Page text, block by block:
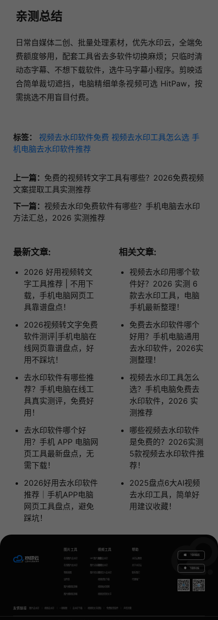
亲测总结
日常自媒体二创、批量处理素材，优先水印云，全端免
费额度够用，配套工具省去多软件切换麻烦；只临时清
动态字幕、不想下载软件，选牛马字幕小程序。剪映适
合简单裁切遮挡，电脑精细单条视频可选 HitPaw，按
需挑选不用盲目付费。
标签： 视频去水印软件免费 视频去水印工具怎么选 手
机电脑去水印软件推荐
上一篇： 免费的视频转文字工具有哪些？2026免费视频
文案提取工具实测推荐
下一篇： 视频去水印免费软件有哪些？手机电脑去水印
方法汇总，2026 实测推荐
最新文章:
2026 好用视频转文
字工具推荐 | 不用下
载，手机电脑网页工
具靠谱盘点！
2026视频转文字免费
软件测评|手机电脑在
线网页靠谱盘点，好
用不踩坑！
去水印软件有哪些推
荐？手机电脑在线工
具真实测评，免费好
用！
去水印软件哪个好
用？手机 APP 电脑网
页工具最新盘点，无
需下载！
2026好用去水印软件
推荐｜手机APP电脑
网页工具盘点，避免
踩坑！
相关文章:
视频去水印用哪个软
件好？2026 实测 6
款去水印工具，电脑
手机最新整理！
免费去水印软件哪个
好用？手机电脑通用
去水印软件，2026实
测整理！
视频去水印工具怎么
选？手机电脑免费去
水印软件，2026 实
测推荐
哪些视频去水印软件
是免费的？2026实测
5款视频去水印软件推
荐！
2025盘点6大AI视频
去水印工具，简单好
用建议收藏！
图片工具
在线图片去水印
在线图片加水印
智能抠图
证件照
图片模糊变清晰
图片模糊变清晰
GIF图片生成
图片无损放大
图片转文字
视频工具
视频去水印
视频加水印
视频怎么去水印
视频提取下载
视频格式转换
视频语音转文字
帮助
水印云教程
关于水印云
联系我们
代理推广
下载电脑版
下载移动端
友情链接 图片去水印 视频去水印 一键抠图 去水印下载 视频转文字提取 免费配音软件